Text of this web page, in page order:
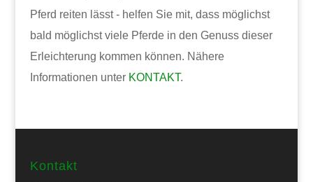
Pferd reiten lässt - helfen Sie mit, dass möglichst
bald möglichst viele Pferde in den Genuss dieser
Erleichterung kommen können. Nähere
Informationen unter KONTAKT.
Kontakt